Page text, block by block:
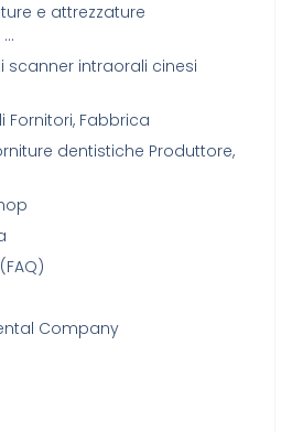
e attrezzature
scanner intraorali cinesi
Fornitori, Fabbrica
dentistiche Produttore,
Company